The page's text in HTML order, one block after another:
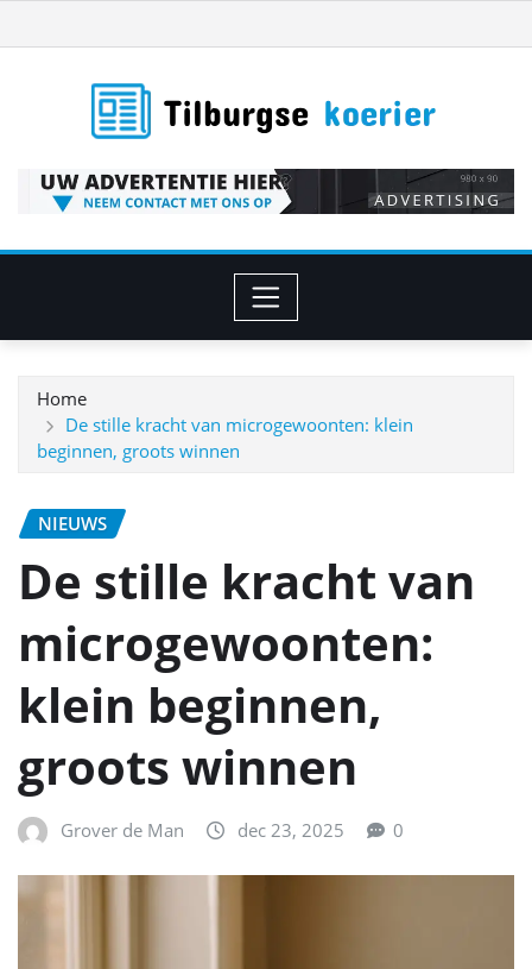
naar
Home
De stille kracht van microgewoonten: klein
beginnen, groots winnen
NIEUWS
De stille kracht van
microgewoonten:
klein beginnen,
groots winnen
Grover de Man dec 23, 2025 0